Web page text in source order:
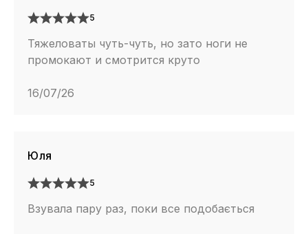
5
Тяжеловаты чуть-чуть, но зато ноги не
промокают и смотрится круто
16/07/26
Юля
5
Взувала пару раз, поки все подобається